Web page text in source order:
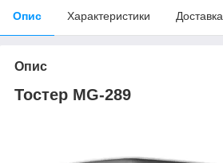
Опис Характеристики Доставка
Опис
Тостер MG-289